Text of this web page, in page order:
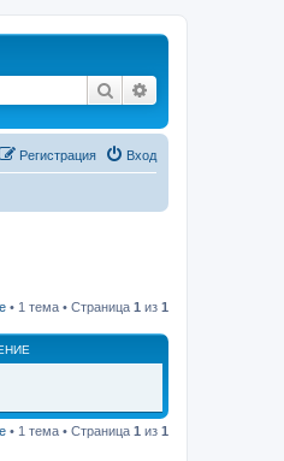
Поиск
Вход
Регистрация
• 1 тема • Страница 1 из 1
• 1 тема • Страница 1 из 1